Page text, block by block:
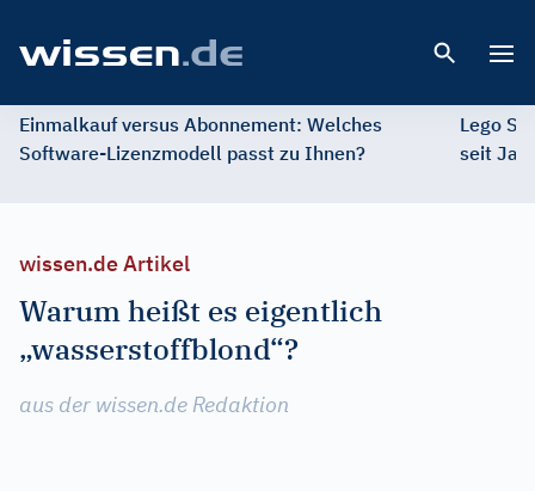
Einmalkauf versus Abonnement: Welches
Software-Lizenzmodell passt zu Ihnen?
Lego
seit
wissen.de Artikel
Warum heißt es eigentlich
„wasserstoffblond“?
aus der wissen.de Redaktion